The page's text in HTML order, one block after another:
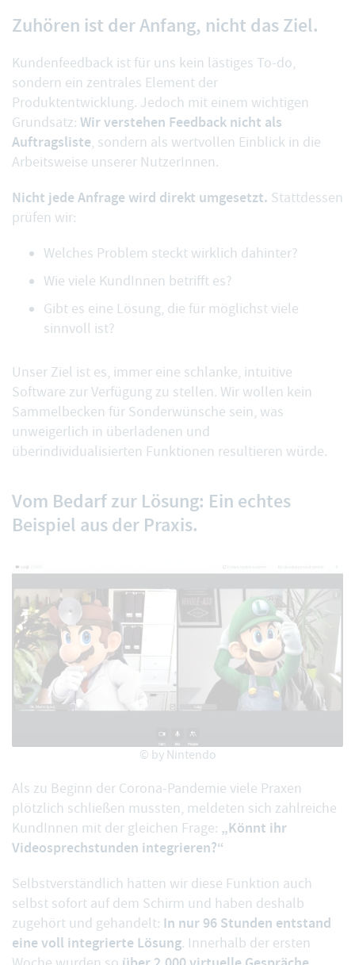
Zuhören ist der Anfang, nicht das Ziel.
Kundenfeedback ist für uns kein lästiges To-do,
sondern ein zentrales Element der
Produktentwicklung. Jedoch mit einem wichtigen
Grundsatz: Wir verstehen Feedback nicht als
Auftragsliste, sondern als wertvollen Einblick in die
Arbeitsweise unserer NutzerInnen.
Nicht jede Anfrage wird direkt umgesetzt. Stattdessen
prüfen wir:
Welches Problem steckt wirklich dahinter?
Wie viele KundInnen betrifft es?
Gibt es eine Lösung, die für möglichst viele
sinnvoll ist?
Unser Ziel ist es, immer eine schlanke, intuitive
Software zur Verfügung zu stellen. Wir wollen kein
Sammelbecken für Sonderwünsche sein, was
unweigerlich in überladenen und
überindividualisierten Funktionen resultieren würde.
Vom Bedarf zur Lösung: Ein echtes
Beispiel aus der Praxis.
© by Nintendo
Als zu Beginn der Corona-Pandemie viele Praxen
plötzlich schließen mussten, meldeten sich zahlreiche
KundInnen mit der gleichen Frage: „Könnt ihr
Videosprechstunden integrieren?“
Selbstverständlich hatten wir diese Funktion auch
selbst sofort auf dem Schirm und haben deshalb
zugehört und gehandelt: In nur 96 Stunden entstand
eine voll integrierte Lösung. Innerhalb der ersten